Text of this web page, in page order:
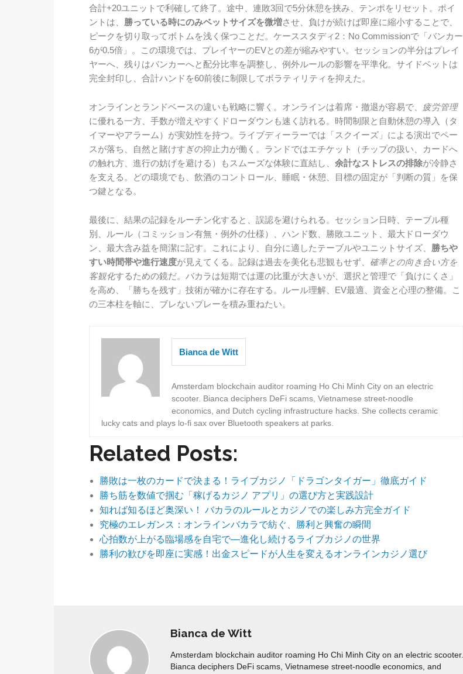
合計+20ユニットで利確して終了。途中、連敗3回で5分休憩を挟み、テンポをリセット。ポイ
ントは、
勝っている時にのみベットサイズを微増させ、負けが続けば即座に縮小することで、
ピークを切り取ってボトムを浅く保つことだ。ケーススタディ2：No Commissionで「バンカー
6が0.5倍」。この環境では、プレイヤーのEVとの差が縮みやすい。セッションの半分はプレイ
ヤーへ、残りはバンカーへと配分比率を調整し、例外ルールの影響を平準化。サイドベットは
完全封印し、合計ハンドを60前後に制限してボラティリティを抑えた。
オンラインとランドベースの違いも戦略に響く。オンラインは着席・撤退が容易で、 疲労管理
に優れる一方、手数が増えやすくドローダウンも速く訪れる。時間制限と自動休憩の導入（タ
イマーやアラーム）が実効性を持つ。ライブディーラーでは「スクイーズ」による演出でペー
スが落ち、自然と賭けすぎの抑止力が働く。ランドではエチケット（チップの扱い、カードへ
の触れ方、進行の妨げを避ける）もスムーズな体験に直結し、 余計なストレスの排除が冷静さ
を支える。どの環境でも、飲酒のコントロール、睡眠・休憩、目標の固定が「判断の質」を保
つ鍵となる。
最後に、結果の記録をルーチン化すると、誤認を避けられる。セッション日時、テーブル種
別、ルール（コミッション有無・例外の仕様）、ハンド数、勝敗ユニット、最大ドローダウ
ン、最大含み益を簡潔に記す。これにより、自分に適したテーブルやユニットサイズ、
勝ちや
すい時間帯や進行速度が見えてくる。記録は過去を美化も悲観もせず、 確率との向き合い方を
客観化するための鏡だ。バカラは短期では運の比重が大きいが、選択と管理で「負けにくさ」
を高め、「勝ちを残す」技術が確かに存在する。ルール理解、EV最適、資金と心理の整備。こ
の三本柱を軸に、ブレないプレーを積み重ねたい。
Bianca de Witt
Amsterdam blockchain auditor roaming Ho Chi Minh City on an electric
scooter. Bianca deciphers DeFi scams, Vietnamese street-noodle
economics, and Dutch cycling infrastructure hacks. She collects ceramic
lucky cats and plays lo-fi sax over Bluetooth speakers at parks.
Related Posts:
勝敗は一枚のカードで決まる！ライブカジノ「ドラゴンタイガー」徹底ガイド
勝ち筋を数値で掴む「稼げるカジノ アプリ」の選び方と実践設計
知れば知るほど奥深い！ バカラのルールとカジノでの楽しみ方完全ガイド
究極のエレガンス：オンラインバカラで紡ぐ、勝利と興奮の瞬間
心拍数が上がる臨場感を自宅で—進化し続けるライブカジノの世界
勝利の歓びを即座に実感！出金スピードが人生を変えるオンラインカジノ選び
Bianca de Witt
Amsterdam blockchain auditor roaming Ho Chi Minh City on an electric scooter.
Bianca deciphers DeFi scams, Vietnamese street-noodle economics, and